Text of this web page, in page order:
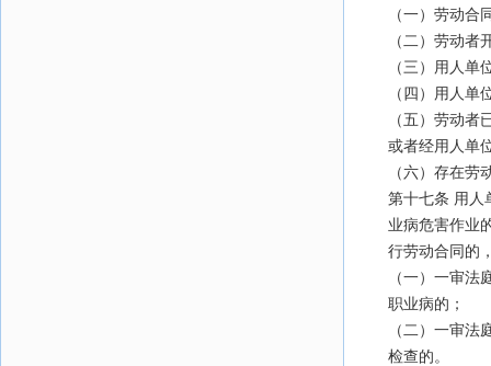
（一）劳动
（二）劳动者
（三）用人单
（四）用人单
（五）劳动
或者经用人单
（六）存在劳
第十七条 用人
业病危害作业
行劳动合同的
（一）一审
职业病的；
（二）一审
检查的。